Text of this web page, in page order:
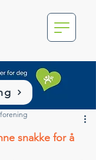
snakke for å